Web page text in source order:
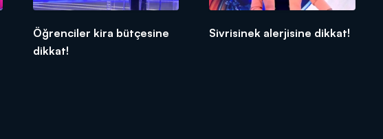
Öğrenciler kira bütçesine
dikkat!
Sivrisinek alerjisine dikkat!